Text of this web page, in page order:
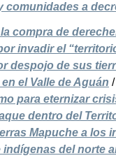
comunidades a
compra de
invadir el
despojo de sus
el Valle de Aguán
para eternizar
dentro del
Mapuche a los
del norte